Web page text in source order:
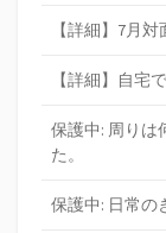
【詳細】7月
【詳細】自宅
保護中: 周りは
た。
保護中: 日常の